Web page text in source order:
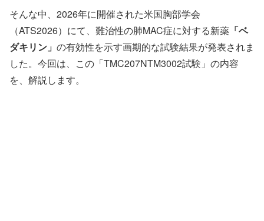
そんな中、2026年に開催された米国胸部学会
（ATS2026）にて、難治性の肺MAC症に対する新薬 「ベ
ダキリン」 の有効性を示す画期的な試験結果が発表されま
した。今回は、この「TMC207NTM3002試験」の内容
を、解説します。